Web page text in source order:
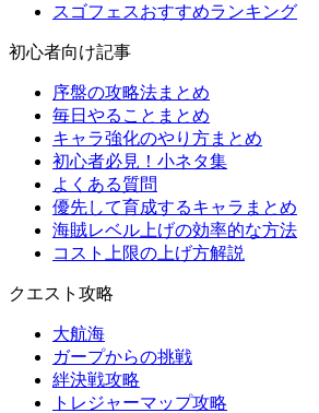
スゴフェスおすすめランキング
初心者向け記事
序盤の攻略法まとめ
毎日やることまとめ
キャラ強化のやり方まとめ
初心者必見！小ネタ集
よくある質問
優先して育成するキャラまとめ
海賊レベル上げの効率的な方法
コスト上限の上げ方解説
クエスト攻略
大航海
ガープからの挑戦
絆決戦攻略
トレジャーマップ攻略